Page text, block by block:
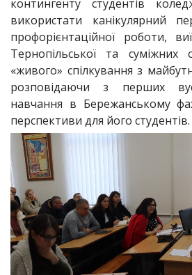
контингенту студентів
використати канікулярний
профорієнтаційної роботи,
Тернопільської та
«живого» спілкування з
розповідаючи з перших
навчання в Бережанському
перспективи для його студентів.